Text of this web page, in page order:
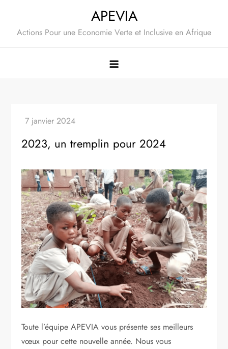
content
APEVIA
Actions Pour une Economie Verte et Inclusive en Afrique
2023, un tremplin pour 2024
Toute l’équipe APEVIA vous présente ses meilleurs
vœux pour cette nouvelle année. Nous vous